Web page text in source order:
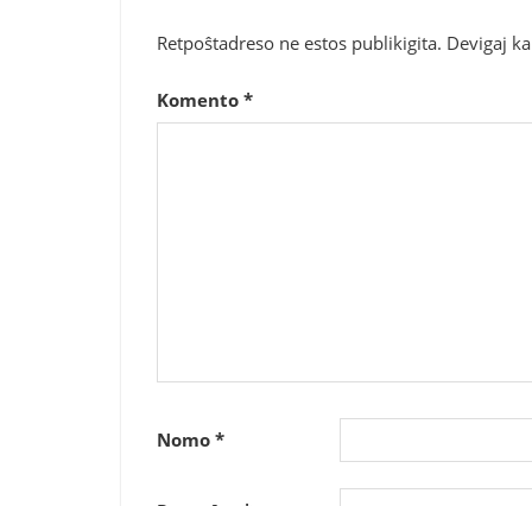
Retpoŝtadreso ne estos publikigita. Devigaj
Komento *
Nomo *